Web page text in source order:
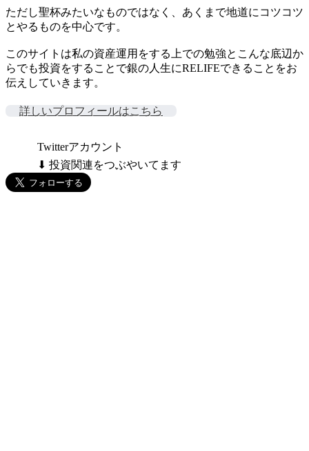
ただし聖杯みたいなものではなく、あくまで地道にコツコツ
とやるものを中心です。
このサイトは私の資産運用をする上での勉強とこんな底辺か
らでも投資をすることで銀の人生にRELIFEできることをお
伝えしていきます。
詳しいプロフィールはこちら
Twitterアカウント
⬇ 投資関連をつぶやいてます